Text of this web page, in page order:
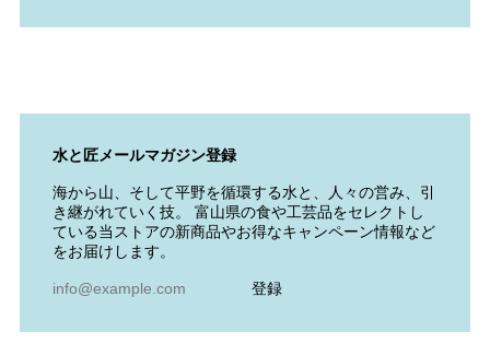
水と匠メールマガジン登録
海から山、そして平野を循環する水と、人々の営み、引
き継がれていく技。 富山県の食や工芸品をセレクトし
ている当ストアの新商品やお得なキャンペーン情報など
をお届けします。
登録